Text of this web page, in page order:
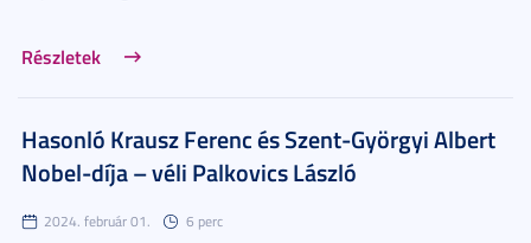
Részletek
Hasonló Krausz Ferenc és Szent-Györgyi Albert
Nobel-díja – véli Palkovics László
2024. február 01. 6 perc